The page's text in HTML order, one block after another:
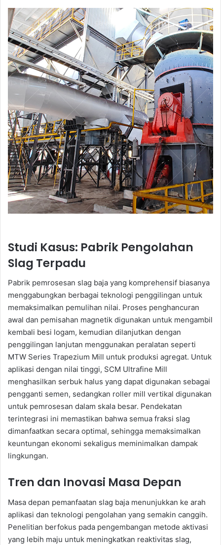
Studi Kasus: Pabrik Pengolahan
Slag Terpadu
Pabrik pemrosesan slag baja yang komprehensif biasanya
menggabungkan berbagai teknologi penggilingan untuk
memaksimalkan pemulihan nilai. Proses penghancuran
awal dan pemisahan magnetik digunakan untuk mengambil
kembali besi logam, kemudian dilanjutkan dengan
penggilingan lanjutan menggunakan peralatan seperti
MTW Series Trapezium Mill untuk produksi agregat. Untuk
aplikasi dengan nilai tinggi, SCM Ultrafine Mill
menghasilkan serbuk halus yang dapat digunakan sebagai
pengganti semen, sedangkan roller mill vertikal digunakan
untuk pemrosesan dalam skala besar. Pendekatan
terintegrasi ini memastikan bahwa semua fraksi slag
dimanfaatkan secara optimal, sehingga memaksimalkan
keuntungan ekonomi sekaligus meminimalkan dampak
lingkungan.
Tren dan Inovasi Masa Depan
Masa depan pemanfaatan slag baja menunjukkan ke arah
aplikasi dan teknologi pengolahan yang semakin canggih.
Penelitian berfokus pada pengembangan metode aktivasi
yang lebih maju untuk meningkatkan reaktivitas slag,